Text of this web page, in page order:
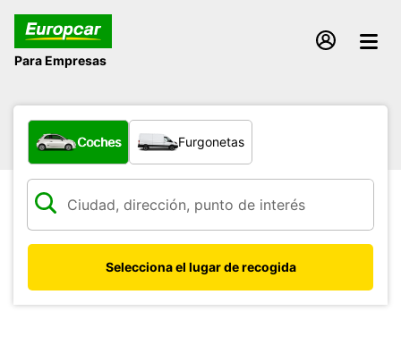
Para Empresas
¿Qué tipo de vehículo?
Coches Furgonetas
Selecciona el lugar de recogida